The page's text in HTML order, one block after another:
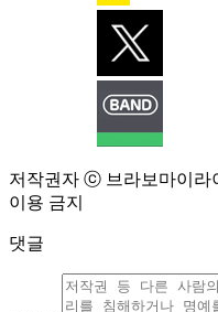
저작권자 ⓒ 브라보마이라
이용 금지
댓글